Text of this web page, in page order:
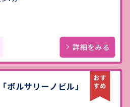
詳細をみる
ボルサリーノビル」